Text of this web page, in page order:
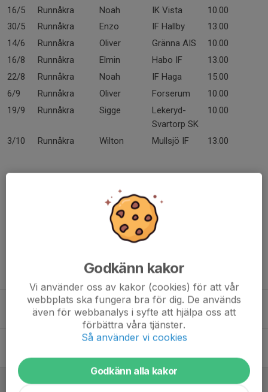
16/5
Runnåkra Noah IK Vista
10.00
30/5
Runnåkra Enzo IF Hallby
13.00
14/6
Runnåkra Oliver Gränna AIS
10.00
16/8
Runnåkra Elmin Habo IF
13.00
22/8
Runnåkra Noah IF Haga
15.00
6/9
Runnåkra Oliver Forserum
10.00
19/9
Runnåkra Sigge
Lekeryd-
Svartorp SK
10.00
3/10 Runnåkra Wilton Mullsjö IF 13.00
Tidigare nyheter
Kioskvecka för P12
2 jun, 18:29 0
Kioskvecka 23
Godkänn kakor
Vi använder oss av kakor (cookies) för att vår
webbplats ska fungera bra för dig. De används
även för webbanalys i syfte att hjälpa oss att
förbättra våra tjänster.
Så använder vi cookies
Godkänn alla kakor